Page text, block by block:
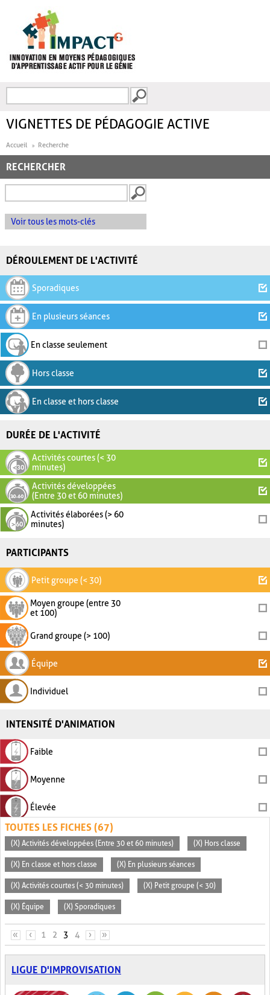
FORMULAIRE DE
VIGNETTES DE PÉDAGOGIE ACTIVE
Accueil Recherche
RECHERCHER
Voir tous les mots-clés
DÉROULEMENT DE L'ACTIVITÉ
Sporadiques
En plusieurs séances
En classe seulement
Hors classe
En classe et hors classe
DURÉE DE L'ACTIVITÉ
Activités courtes (< 30
minutes)
Activités développées
(Entre 30 et 60 minutes)
Activités élaborées (> 60
minutes)
PARTICIPANTS
Petit groupe (< 30)
Moyen groupe (entre 30
et 100)
Grand groupe (> 100)
Équipe
Individuel
INTENSITÉ D'ANIMATION
Faible
Moyenne
Élevée
TOUTES LES FICHES (67)
(X) Activités développées (Entre 30 et 60 minutes) (X) Hors classe
(X) En classe et hors classe (X) En plusieurs séances
(X) Activités courtes (< 30 minutes) (X) Petit groupe (< 30)
(X) Équipe (X) Sporadiques
PAGES
« ‹ 1 2 3 4 › »
LIGUE D'IMPROVISATION